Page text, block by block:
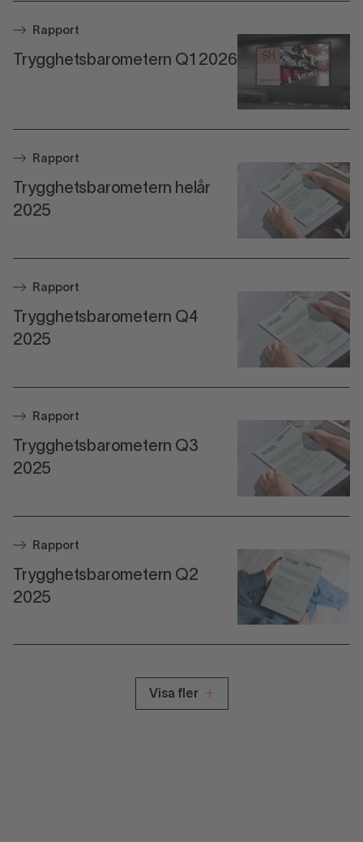
Rapport
Trygghetsbarometern Q1 2026
Rapport
Trygghetsbarometern helår
2025
Rapport
Trygghetsbarometern Q4
2025
Rapport
Trygghetsbarometern Q3
2025
Rapport
Trygghetsbarometern Q2
2025
Visa fler